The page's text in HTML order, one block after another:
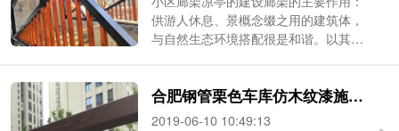
供游人休息、景概念缀之用的建筑体，
与自然生态环境搭配很是和谐。以其自
合肥钢管栗色车库仿木纹漆施工效果
2019-06-10 10:49:13